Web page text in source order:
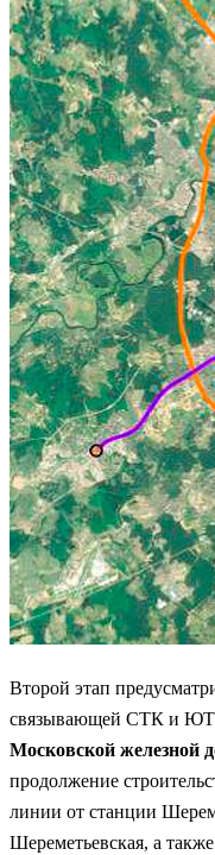
Второй этап
связывающей СТК и
Московской железной
продолжение
линии от станции
Шереметьевская, а также